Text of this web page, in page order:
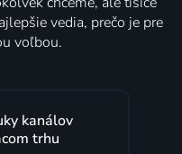
vedia, prečo je pre
voľbou.
kanálov
trhu